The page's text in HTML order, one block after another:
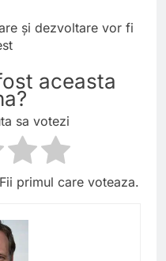
și dezvoltare vor fi
aceasta
sa votezi
primul care voteaza.